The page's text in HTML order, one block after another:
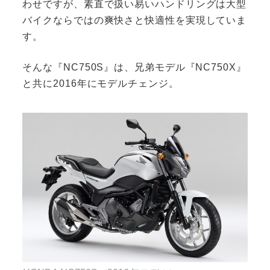
わせですが、素直で扱い易いハンドリングは大型
バイクならではの爽快さと快適性を実現していま
す。
そんな『NC750S』は、兄弟モデル『NC750X』
と共に2016年にモデルチェンジ。